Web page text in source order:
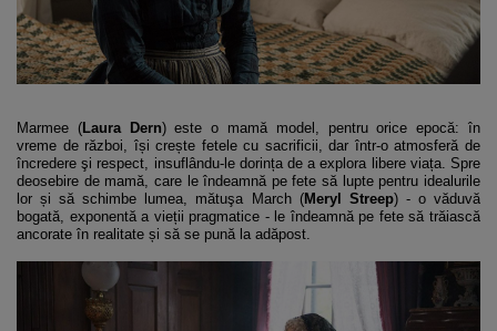
Marmee (Laura Dern) este o mamă model, pentru orice epocă: în
vreme de război, își crește fetele cu sacrificii, dar într-o atmosferă de
încredere şi respect, insuflându-le dorința de a explora libere viața. Spre
deosebire de mamă, care le îndeamnă pe fete să lupte pentru idealurile
lor și să schimbe lumea, mătuşa March (Meryl Streep) - o văduvă
bogată, exponentă a vieții pragmatice - le îndeamnă pe fete să trăiască
ancorate în realitate și să se pună la adăpost.